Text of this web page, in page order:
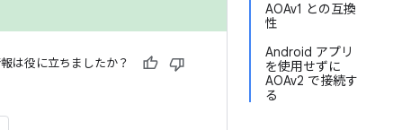
AOAv1 との互換
性
Android アプリ
を使用せずに
AOAv2 で接続す
る
は役に立ちましたか？